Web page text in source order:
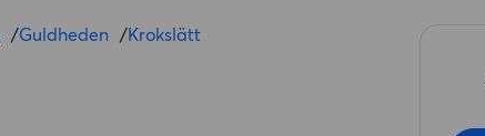
/Guldheden /Krokslätt